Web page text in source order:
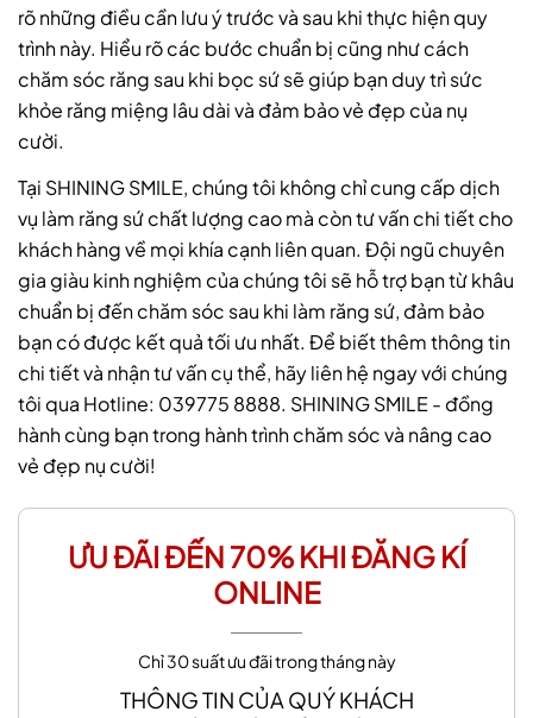
rõ những điều cần lưu ý trước và sau khi thực hiện quy
trình này. Hiểu rõ các bước chuẩn bị cũng như cách
chăm sóc răng sau khi bọc sứ sẽ giúp bạn duy trì sức
khỏe răng miệng lâu dài và đảm bảo vẻ đẹp của nụ
cười.
Tại SHINING SMILE, chúng tôi không chỉ cung cấp dịch
vụ làm răng sứ chất lượng cao mà còn tư vấn chi tiết cho
khách hàng về mọi khía cạnh liên quan. Đội ngũ chuyên
gia giàu kinh nghiệm của chúng tôi sẽ hỗ trợ bạn từ khâu
chuẩn bị đến chăm sóc sau khi làm răng sứ, đảm bảo
bạn có được kết quả tối ưu nhất. Để biết thêm thông tin
chi tiết và nhận tư vấn cụ thể, hãy liên hệ ngay với chúng
tôi qua Hotline: 039775 8888. SHINING SMILE - đồng
hành cùng bạn trong hành trình chăm sóc và nâng cao
vẻ đẹp nụ cười!
ƯU ĐÃI ĐẾN 70% KHI ĐĂNG KÍ
ONLINE
Chỉ 30 suất ưu đãi trong tháng này
THÔNG TIN CỦA QUÝ KHÁCH